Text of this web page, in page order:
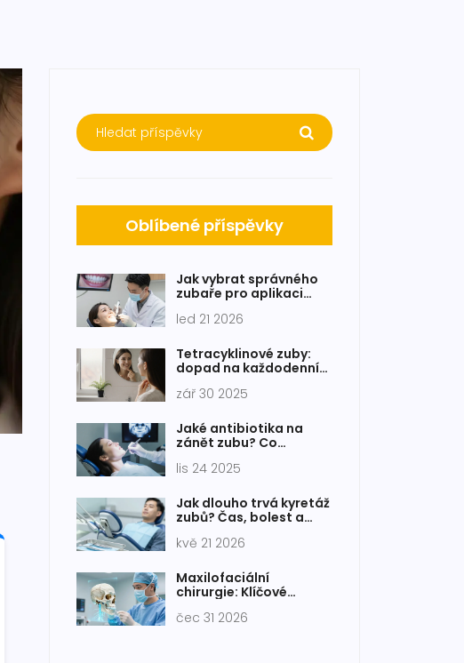
Oblíbené příspěvky
Jak vybrat správného
zubaře pro aplikaci
led 21 2026
Tetracyklinové zuby:
dopad na každodenní
zář 30 2025
Jaké antibiotika na
zánět zubu? Co
je vůbec potřeba?
lis 24 2025
Jak dlouho trvá kyretáž
zubů? Čas, bolest a
kvě 21 2026
Maxilofaciální
chirurgie: Klíčové
čekat po operaci
čec 31 2026